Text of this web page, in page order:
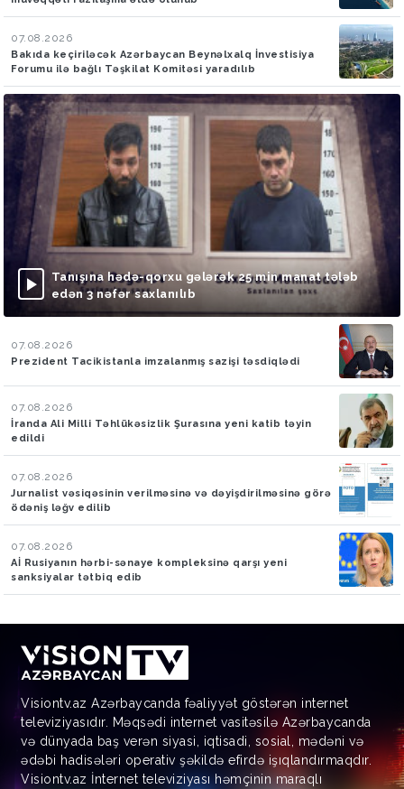
07.08.2026
Bakıda keçiriləcək Azərbaycan Beynəlxalq İnvestisiya
Forumu ilə bağlı Təşkilat Komitəsi yaradılıb
Tanışına hədə-qorxu gələrək 25 min manat tələb
edən 3 nəfər saxlanılıb
07.08.2026
Prezident Tacikistanla imzalanmış sazişi təsdiqlədi
07.08.2026
İranda Ali Milli Təhlükəsizlik Şurasına yeni katib təyin
edildi
07.08.2026
Jurnalist vəsiqəsinin verilməsinə və dəyişdirilməsinə görə
ödəniş ləğv edilib
07.08.2026
Aİ Rusiyanın hərbi-sənaye kompleksinə qarşı yeni
sanksiyalar tətbiq edib
Visiontv.az Azərbaycanda fəaliyyət göstərən internet
televiziyasıdır. Məqsədi internet vasitəsilə Azərbaycanda
və dünyada baş verən siyasi, iqtisadi, sosial, mədəni və
ədəbi hadisələri operativ şəkildə efirdə işıqlandırmaqdır.
Visiontv.az İnternet televiziyası həmçinin maraqlı